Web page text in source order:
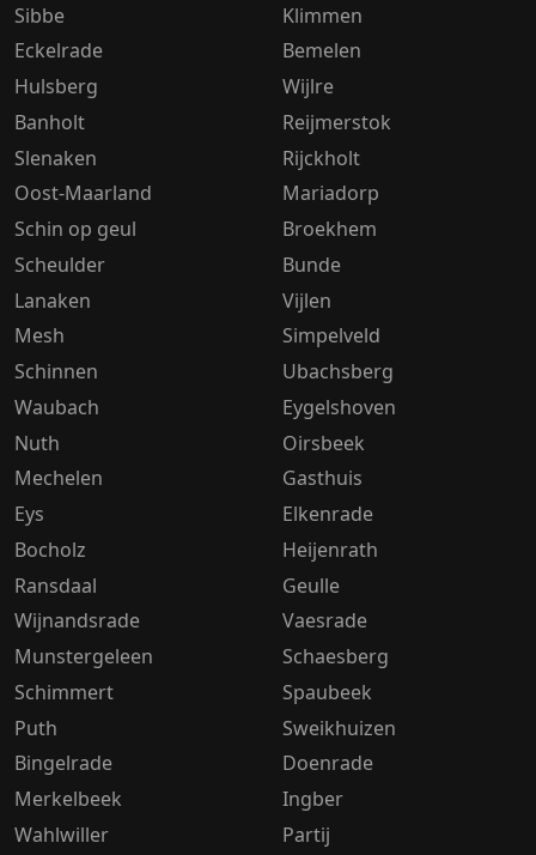
Sibbe
Eckelrade
Hulsberg
Banholt
Slenaken
Oost-Maarland
Schin op geul
Scheulder
Lanaken
Mesh
Schinnen
Waubach
Nuth
Mechelen
Eys
Bocholz
Ransdaal
Wijnandsrade
Munstergeleen
Schimmert
Puth
Bingelrade
Merkelbeek
Wahlwiller
Klimmen
Bemelen
Wijlre
Reijmerstok
Rijckholt
Mariadorp
Broekhem
Bunde
Vijlen
Simpelveld
Ubachsberg
Eygelshoven
Oirsbeek
Gasthuis
Elkenrade
Heijenrath
Geulle
Vaesrade
Schaesberg
Spaubeek
Sweikhuizen
Doenrade
Ingber
Partij